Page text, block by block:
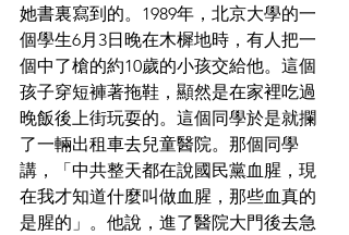
她書裏寫到的。1989年，北京大學的一
個學生6月3日晚在木樨地時，有人把一
個中了槍的約10歲的小孩交給他。這個
孩子穿短褲著拖鞋，顯然是在家裡吃過
晚飯後上街玩耍的。這個同學於是就攔
了一輛出租車去兒童醫院。那個同學
講，「中共整天都在說國民黨血腥，現
在我才知道什麼叫做血腥，那些血真的
是腥的」。他說，進了醫院大門後去急